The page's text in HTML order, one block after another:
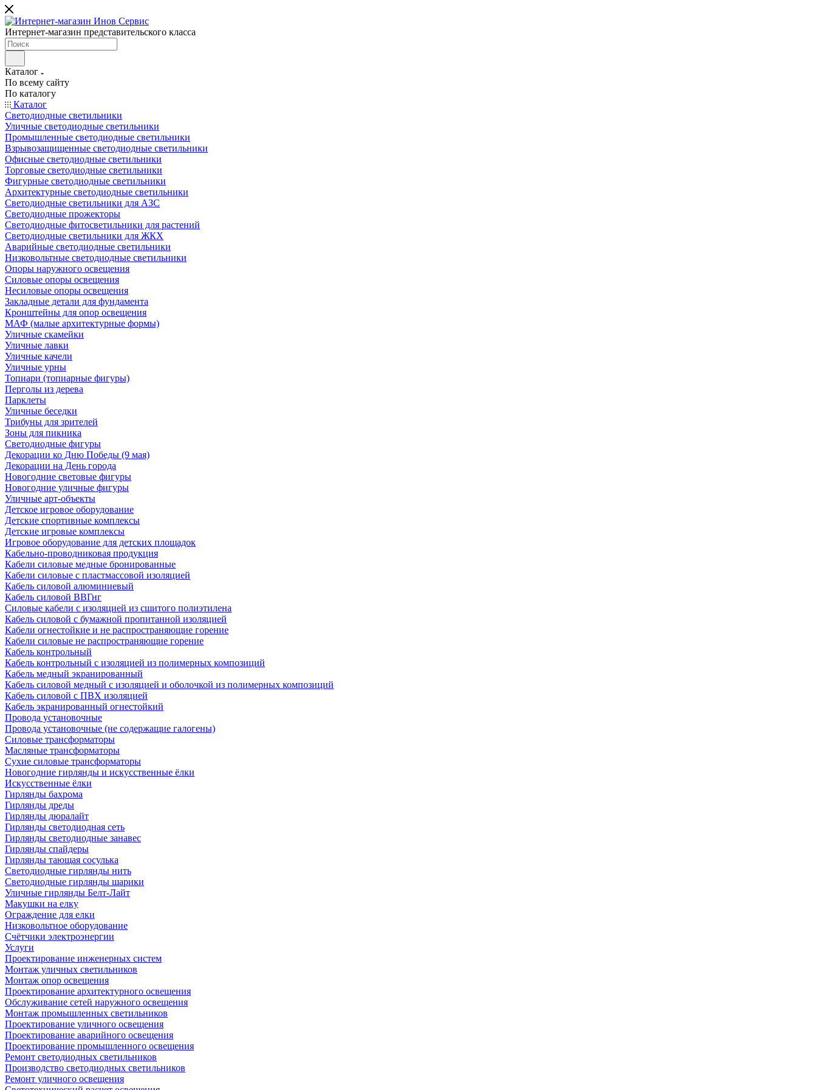
Интернет-магазин представительского класса
Каталог
По всему сайту
По каталогу
Каталог
Светодиодные светильники
Уличные светодиодные светильники
Промышленные светодиодные светильники
Взрывозащищенные светодиодные светильники
Офисные светодиодные светильники
Торговые светодиодные светильники
Фигурные светодиодные светильники
Архитектурные светодиодные светильники
Светодиодные светильники для АЗС
Светодиодные прожекторы
Светодиодные фитосветильники для растений
Светодиодные светильники для ЖКХ
Аварийные светодиодные светильники
Низковольтные светодиодные светильники
Опоры наружного освещения
Силовые опоры освещения
Несиловые опоры освещения
Закладные детали для фундамента
Кронштейны для опор освещения
МАФ (малые архитектурные формы)
Уличные скамейки
Уличные лавки
Уличные качели
Уличные урны
Топиари (топиарные фигуры)
Перголы из дерева
Парклеты
Уличные беседки
Трибуны для зрителей
Зоны для пикника
Светодиодные фигуры
Декорации ко Дню Победы (9 мая)
Декорации на День города
Новогодние световые фигуры
Новогодние уличные фигуры
Уличные арт-объекты
Детское игровое оборудование
Детские спортивные комплексы
Детские игровые комплексы
Игровое оборудование для детских площадок
Кабельно-проводниковая продукция
Кабели силовые медные бронированные
Кабели силовые с пластмассовой изоляцией
Кабель силовой алюминиевый
Кабель силовой ВВГнг
Силовые кабели с изоляцией из сшитого полиэтилена
Кабель силовой с бумажной пропитанной изоляцией
Кабели огнестойкие и не распространяющие горение
Кабели силовые не распространяющие горение
Кабель контрольный
Кабель контрольный с изоляцией из полимерных композиций
Кабель медный экранированный
Кабель силовой медный с изоляцией и оболочкой из полимерных композиций
Кабель силовой с ПВХ изоляцией
Кабель экранированный огнестойкий
Провода установочные
Провода установочные (не содержащие галогены)
Силовые трансформаторы
Масляные трансформаторы
Сухие силовые трансформаторы
Новогодние гирлянды и искусственные ёлки
Искусственные ёлки
Гирлянды бахрома
Гирлянды дреды
Гирлянды дюралайт
Гирлянды светодиодная сеть
Гирлянды светодиодные занавес
Гирлянды спайдеры
Гирлянды тающая сосулька
Светодиодные гирлянды нить
Светодиодные гирлянды шарики
Уличные гирлянды Белт-Лайт
Макушки на елку
Ограждение для елки
Низковольтное оборудование
Счётчики электроэнергии
Услуги
Проектирование инженерных систем
Монтаж уличных светильников
Монтаж опор освещения
Проектирование архитектурного освещения
Обслуживание сетей наружного освещения
Монтаж промышленных светильников
Проектирование уличного освещения
Проектирование аварийного освещения
Проектирование промышленного освещения
Ремонт светодиодных светильников
Производство светодиодных светильников
Ремонт уличного освещения